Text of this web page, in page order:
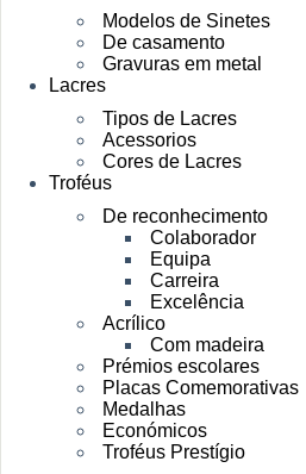
Modelos de Sinetes
De casamento
Gravuras em metal
Lacres
Tipos de Lacres
Acessorios
Cores de Lacres
Troféus
De reconhecimento
Colaborador
Equipa
Carreira
Excelência
Acrílico
Com madeira
Prémios escolares
Placas Comemorativas
Medalhas
Económicos
Troféus Prestígio